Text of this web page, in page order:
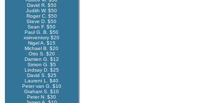
David R. $50
Judith W. $50
Roger C. $50
Steve D. $50
Sean F. $50
Paul G. B. $50
xsinventory $20
Nigel A. $15
Michael B. $20
Otto S. $20
Damien G. $12
Simon G. $5
Lindsay D. $25
David S. $25
Laurent L. $40
Peter van G. $10
Graham S. $10
Peter N. $30